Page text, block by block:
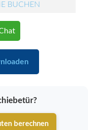
BUCHEN
berechnen